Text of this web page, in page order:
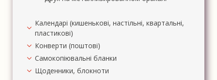
Календарі (кишенькові, настільні, квартальні,
пластикові)
Конверти (поштові)
Самокопіювальні бланки
Щоденники, блокноти